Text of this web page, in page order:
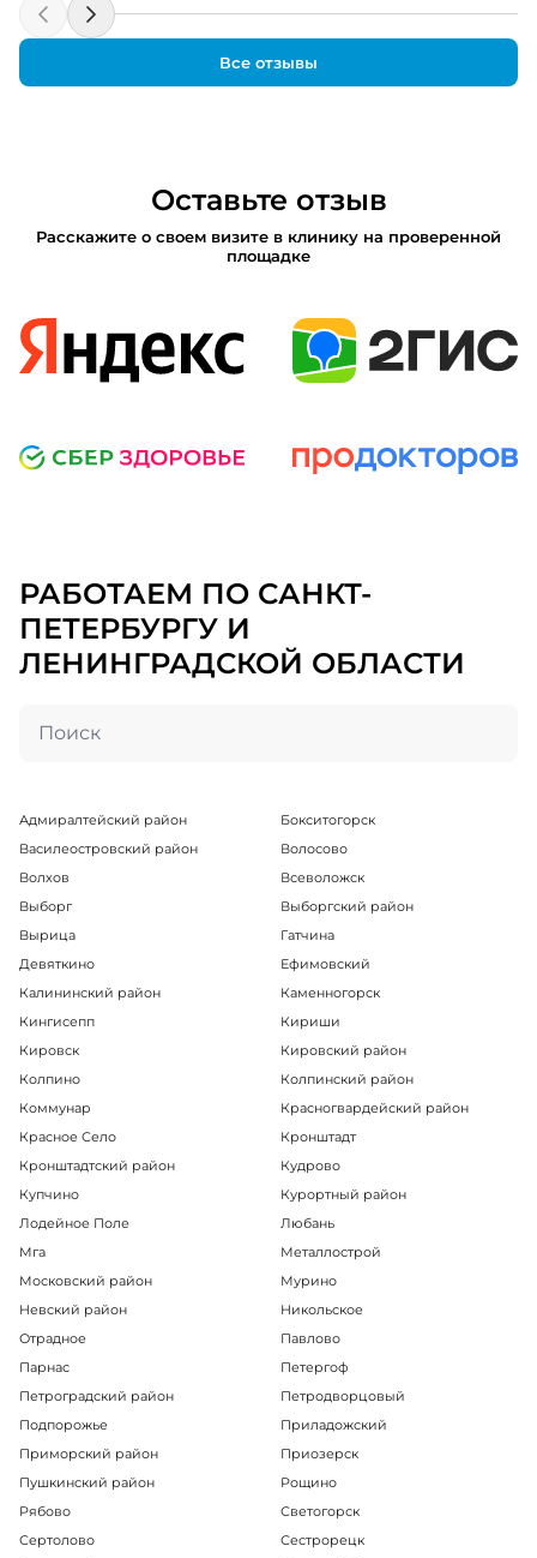
Все отзывы
Оставьте отзыв
Расскажите о своем визите в клинику на проверенной
площадке
РАБОТАЕМ ПО САНКТ-
ПЕТЕРБУРГУ И
ЛЕНИНГРАДСКОЙ ОБЛАСТИ
Адмиралтейский район
Бокситогорск
Василеостровский район
Волосово
Волхов
Всеволожск
Выборг
Выборгский район
Вырица
Гатчина
Девяткино
Ефимовский
Калининский район
Каменногорск
Кингисепп
Кириши
Кировск
Кировский район
Колпино
Колпинский район
Коммунар
Красногвардейский район
Красное Село
Кронштадт
Кронштадтский район
Кудрово
Купчино
Курортный район
Лодейное Поле
Любань
Мга
Металлострой
Московский район
Мурино
Невский район
Никольское
Отрадное
Павлово
Парнас
Петергоф
Петроградский район
Петродворцовый
Подпорожье
Приладожский
Приморский район
Приозерск
Пушкинский район
Рощино
Рябово
Светогорск
Сертолово
Сестрорецк